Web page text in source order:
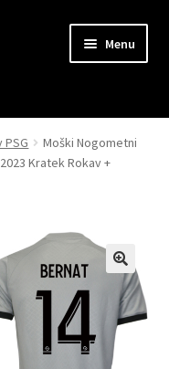
Menu
Moški Nogometni
Kratek Rokav +